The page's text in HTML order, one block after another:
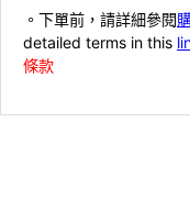
。下單前，請詳細參閱
detailed terms in this
條款